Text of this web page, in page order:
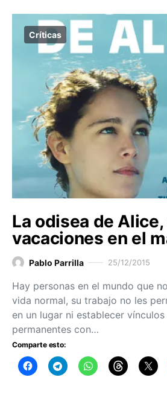
Críticas
La odisea de
vacaciones en el
Pablo Parrilla 25/12/2015
Hay personas en el mundo que
vida normal, su trabajo no les
en un lugar ni establecer
permanentes con…
Comparte esto: